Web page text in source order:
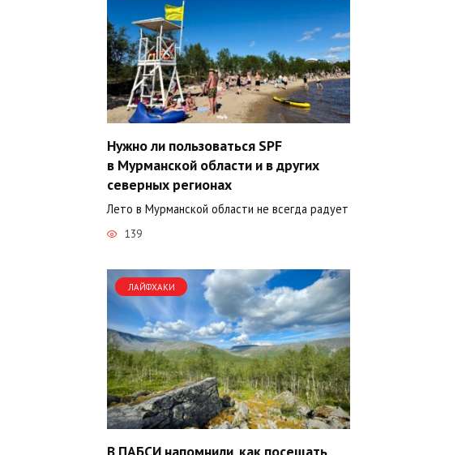
Нужно ли пользоваться SPF
в Мурманской области и в других
северных регионах
Лето в Мурманской области не всегда радует
139
ЛАЙФХАКИ